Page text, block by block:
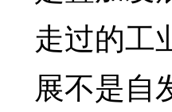
走过的工
展不是自